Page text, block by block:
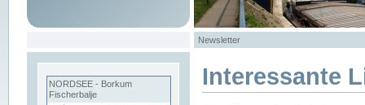
Newsletter
NORDSEE - Borkum
Fischerbalje
Interessante